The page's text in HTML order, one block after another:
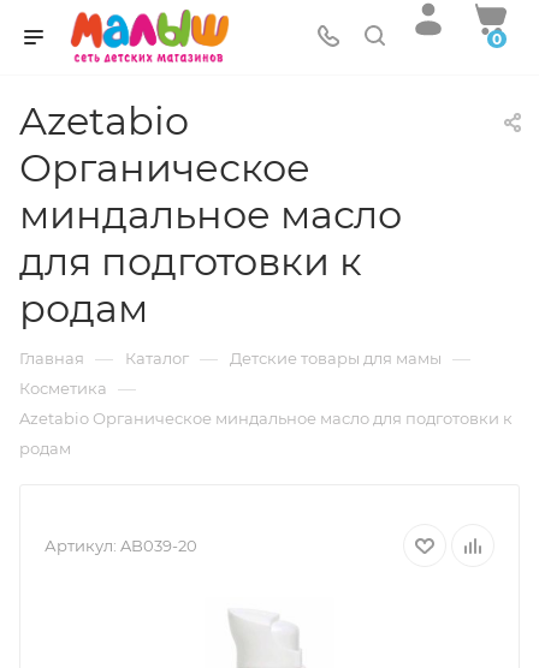
0
Azetabio
Органическое
миндальное масло
для подготовки к
родам
Главная — Каталог — Детские товары для мамы —
Косметика —
Azetabio Органическое миндальное масло для подготовки к
родам
Артикул: AB039-20